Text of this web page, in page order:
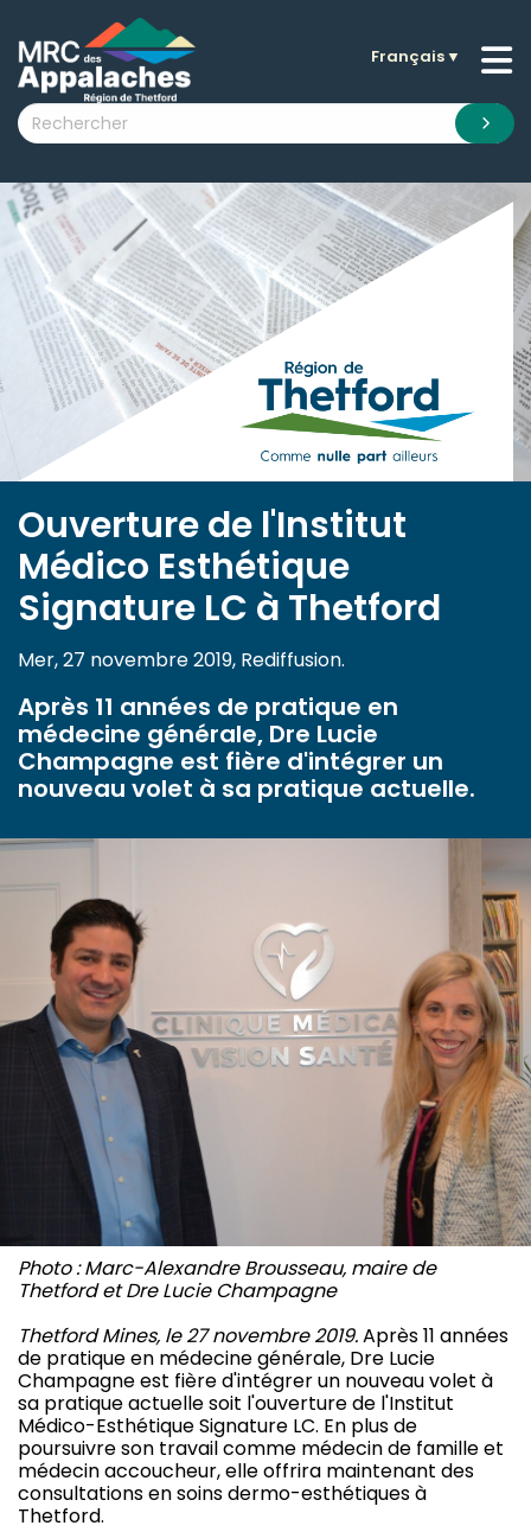
submenu (La MRC )
submenu (Citoyens )
submenu (Visiteurs )
submenu (Nouvelles )
submenu (Documentation )
Français▼
Ouverture de l'Institut
Médico Esthétique
Signature LC à Thetford
Mer, 27 novembre 2019, Rediffusion.
Après 11 années de pratique en
médecine générale, Dre Lucie
Champagne est fière d'intégrer un
nouveau volet à sa pratique actuelle.
Photo : Marc-Alexandre Brousseau, maire de
Thetford et Dre Lucie Champagne
Thetford Mines, le 27 novembre 2019.Après 11 années
de pratique en médecine générale, Dre Lucie
Champagne est fière d'intégrer un nouveau volet à
sa pratique actuelle soit l'ouverture de l'Institut
Médico-Esthétique Signature LC. En plus de
poursuivre son travail comme médecin de famille et
médecin accoucheur, elle offrira maintenant des
consultations en soins dermo-esthétiques à
Thetford.